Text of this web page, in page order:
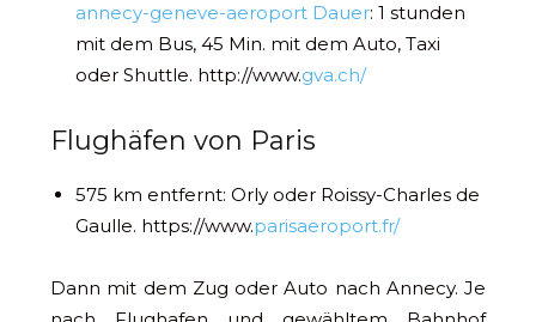
annecy-geneve-aeroport Dauer: 1 stunden
mit dem Bus, 45 Min. mit dem Auto, Taxi
oder Shuttle. http://www.gva.ch/
Flughäfen von Paris
575 km entfernt: Orly oder Roissy-Charles de
Gaulle. https://www.parisaeroport.fr/
Dann mit dem Zug oder Auto nach Annecy. Je